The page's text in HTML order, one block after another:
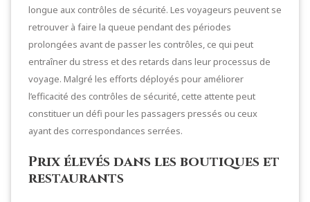
longue aux contrôles de sécurité. Les voyageurs peuvent se
retrouver à faire la queue pendant des périodes
prolongées avant de passer les contrôles, ce qui peut
entraîner du stress et des retards dans leur processus de
voyage. Malgré les efforts déployés pour améliorer
l’efficacité des contrôles de sécurité, cette attente peut
constituer un défi pour les passagers pressés ou ceux
ayant des correspondances serrées.
Prix élevés dans les boutiques et
restaurants